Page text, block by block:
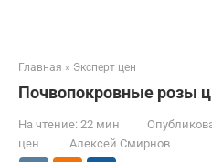
Главная » Эксперт цен
Почвопокровные розы
На чтение: 22 мин
цен
Алексей Смирнов